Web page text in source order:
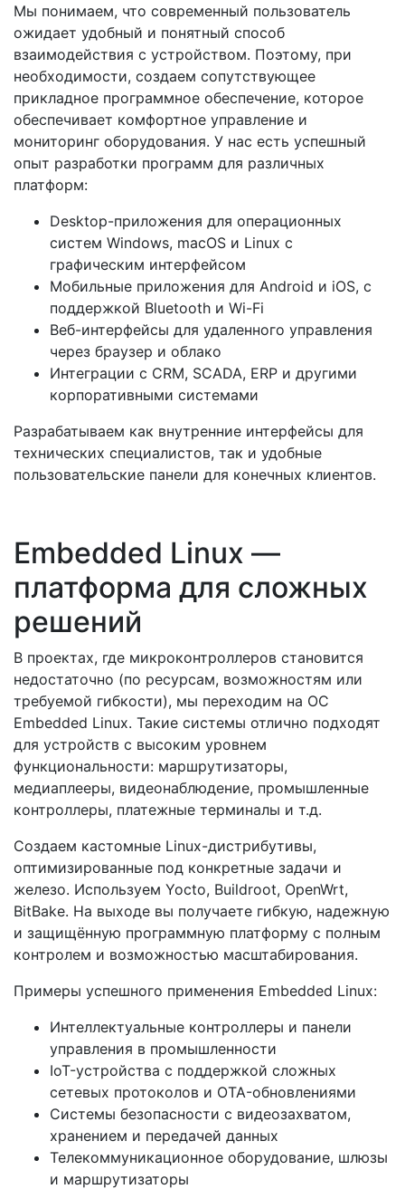
Мы понимаем, что современный пользователь
ожидает удобный и понятный способ
взаимодействия с устройством. Поэтому, при
необходимости, создаем сопутствующее
прикладное программное обеспечение, которое
обеспечивает комфортное управление и
мониторинг оборудования. У нас есть успешный
опыт разработки программ для различных
платформ:
Desktop-приложения для операционных
систем Windows, macOS и Linux с
графическим интерфейсом
Мобильные приложения для Android и iOS, с
поддержкой Bluetooth и Wi-Fi
Веб-интерфейсы для удаленного управления
через браузер и облако
Интеграции с CRM, SCADA, ERP и другими
корпоративными системами
Разрабатываем как внутренние интерфейсы для
технических специалистов, так и удобные
пользовательские панели для конечных клиентов.
Embedded Linux —
платформа для сложных
решений
В проектах, где микроконтроллеров становится
недостаточно (по ресурсам, возможностям или
требуемой гибкости), мы переходим на ОС
Embedded Linux. Такие системы отлично подходят
для устройств с высоким уровнем
функциональности: маршрутизаторы,
медиаплееры, видеонаблюдение, промышленные
контроллеры, платежные терминалы и т.д.
Cоздаем кастомные Linux-дистрибутивы,
оптимизированные под конкретные задачи и
железо. Используем Yocto, Buildroot, OpenWrt,
BitBake. На выходе вы получаете гибкую, надежную
и защищённую программную платформу с полным
контролем и возможностью масштабирования.
Примеры успешного применения Embedded Linux:
Интеллектуальные контроллеры и панели
управления в промышленности
IoT-устройства с поддержкой сложных
сетевых протоколов и OTA-обновлениями
Системы безопасности с видеозахватом,
хранением и передачей данных
Телекоммуникационное оборудование, шлюзы
и маршрутизаторы